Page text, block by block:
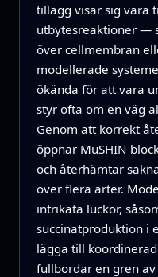
tillägg visar sig vara
utbytesreaktioner —
över cellmembran
modellerade
ökända för att vara
styr ofta om en väg
Genom att korrekt
öppnar MuSHIN
och återhämtar
över flera arter.
intrikata luckor,
succinatproduktion i
lägga till
fullbordar en gren